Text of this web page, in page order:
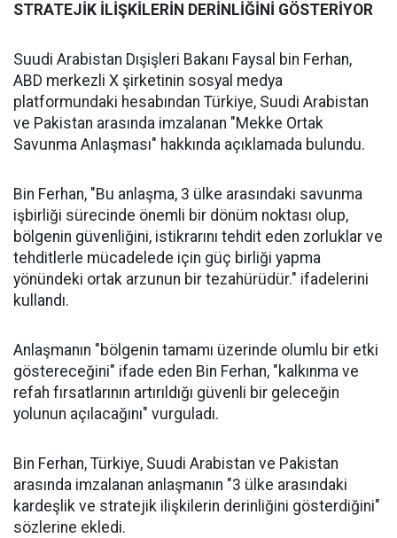
STRATEJİK İLİŞKİLERİN DERİNLİĞİNİ GÖSTERİYOR
Suudi Arabistan Dışişleri Bakanı Faysal bin Ferhan,
ABD merkezli X şirketinin sosyal medya
platformundaki hesabından Türkiye, Suudi Arabistan
ve Pakistan arasında imzalanan "Mekke Ortak
Savunma Anlaşması" hakkında açıklamada bulundu.
Bin Ferhan, "Bu anlaşma, 3 ülke arasındaki savunma
işbirliği sürecinde önemli bir dönüm noktası olup,
bölgenin güvenliğini, istikrarını tehdit eden zorluklar ve
tehditlerle mücadelede için güç birliği yapma
yönündeki ortak arzunun bir tezahürüdür." ifadelerini
kullandı.
Anlaşmanın "bölgenin tamamı üzerinde olumlu bir etki
göstereceğini" ifade eden Bin Ferhan, "kalkınma ve
refah fırsatlarının artırıldığı güvenli bir geleceğin
yolunun açılacağını" vurguladı.
Bin Ferhan, Türkiye, Suudi Arabistan ve Pakistan
arasında imzalanan anlaşmanın "3 ülke arasındaki
kardeşlik ve stratejik ilişkilerin derinliğini gösterdiğini"
sözlerine ekledi.